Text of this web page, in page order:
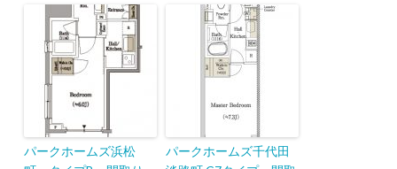
パークホームズ浜松
パークホームズ千代田